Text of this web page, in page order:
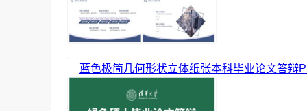
蓝色极简几何形状立体纸张本科毕业论文答辩